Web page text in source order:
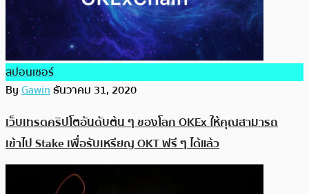
สปอนเซอร์
ByGawinธันวาคม 31, 2020
เว็บเทรดคริปโตอันดับต้น ๆ ของโลก OKEx ให้คุณสามารถ
เข้าไป Stake เพื่อรับเหรียญ OKT ฟรี ๆ ได้แล้ว